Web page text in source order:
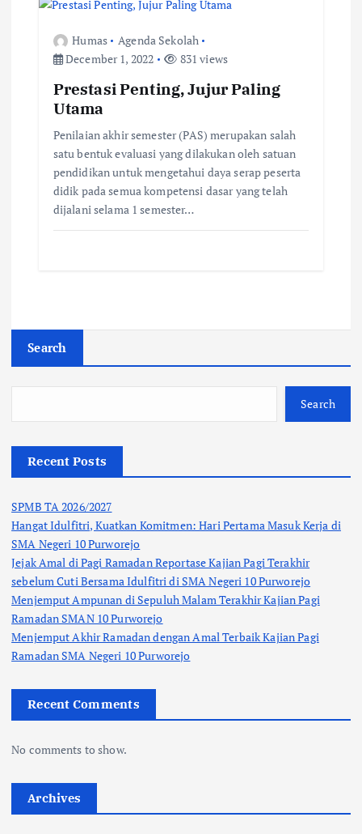
Humas
Agenda Sekolah
December 1, 2022
831 views
Prestasi Penting, Jujur Paling
Utama
Penilaian akhir semester (PAS) merupakan salah
satu bentuk evaluasi yang dilakukan oleh satuan
pendidikan untuk mengetahui daya serap peserta
didik pada semua kompetensi dasar yang telah
dijalani selama 1 semester…
Search
Search
Recent Posts
SPMB TA 2026/2027
Hangat Idulfitri, Kuatkan Komitmen: Hari Pertama Masuk Kerja di
SMA Negeri 10 Purworejo
Jejak Amal di Pagi Ramadan Reportase Kajian Pagi Terakhir
sebelum Cuti Bersama Idulfitri di SMA Negeri 10 Purworejo
Menjemput Ampunan di Sepuluh Malam Terakhir Kajian Pagi
Ramadan SMAN 10 Purworejo
Menjemput Akhir Ramadan dengan Amal Terbaik Kajian Pagi
Ramadan SMA Negeri 10 Purworejo
Recent Comments
No comments to show.
Archives